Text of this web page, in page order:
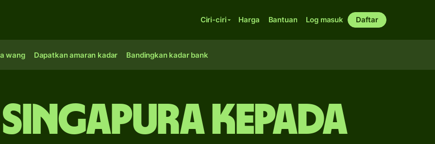
Ciri-ciri Harga Bantuan Log masuk Daftar
wang Dapatkan amaran kadar Bandingkan kadar bank
kepada